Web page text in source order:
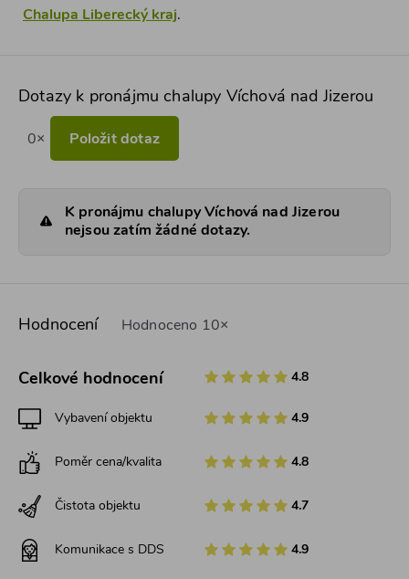
Chalupa Liberecký kraj.
Dotazy k pronájmu chalupy Víchová nad Jizerou
0× Položit dotaz
K pronájmu chalupy Víchová nad Jizerou
nejsou zatím žádné dotazy.
Hodnocení Hodnoceno 10×
Celkové hodnocení 4.8
Vybavení objektu 4.9
Poměr cena/kvalita 4.8
Čistota objektu 4.7
Komunikace s DDS 4.9